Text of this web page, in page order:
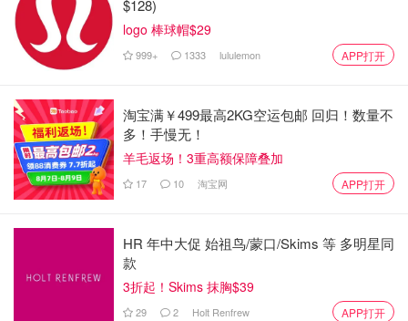
的活跃申请人。
2022 年 8 月 31 日
加拿大绿色房屋贷款将开放给：
已经获得拨款或根据加拿大绿色家园拨款申请改造后
EnerGuide 评估并希望申请他们有兴趣进行但尚未开始的任
何剩余合格改造的房主。
如何申请
第一步，申请加拿大绿色家园补助金
检查你的资格并向Canada Greener Homes Grant
请。为了注册，需要提供一下信息：
$128)
logo 棒球帽$29
999+ 1333 lululemon APP打开
淘宝满￥499最高2KG空运包邮 回归！数量不
多！手慢无！
羊毛返场！3重高额保障叠加
17 10 淘宝网 APP打开
HR 年中大促 始祖鸟/蒙口/Skims 等 多明星同
款
3折起！Skims 抹胸$39
29 2 Holt Renfrew APP打开